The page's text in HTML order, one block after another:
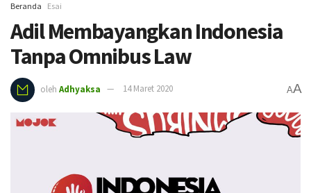
Beranda Esai
Adil Membayangkan Indonesia
Tanpa Omnibus Law
oleh Adhyaksa 14 Maret 2020 AA